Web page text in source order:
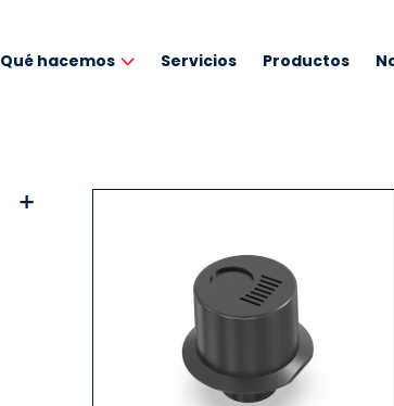
Qué hacemos Servicios Productos